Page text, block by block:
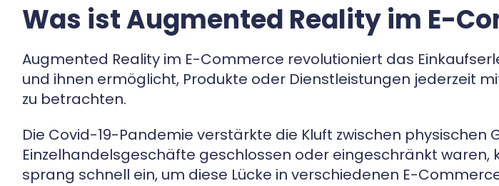
Was ist Augmented Reality im E-
Augmented Reality im E-Commerce revolutioniert das
und ihnen ermöglicht, Produkte oder Dienstleistungen jederzeit
zu betrachten.
Die Covid-19-Pandemie verstärkte die Kluft zwischen physischen
Einzelhandelsgeschäfte geschlossen oder eingeschränkt
sprang schnell ein, um diese Lücke in verschiedenen E-